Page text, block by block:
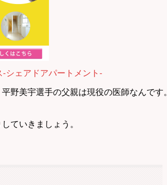
シェアドアパートメント-
野美宇選手の父親は現役の医師なんです。
ていきましょう。